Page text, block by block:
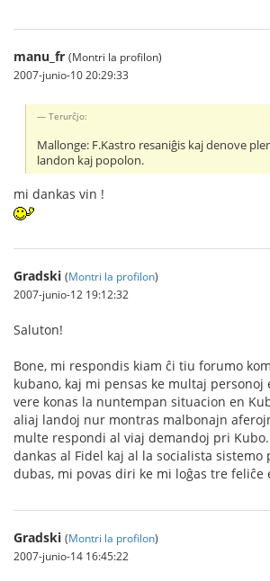
manu_fr (Montri la profilon)
2007-junio-10 20:29:33
Terurĉjo:
Mallonge: F.Kastro resaniĝis kaj denove
landon kaj popolon.
mi dankas vin !
Gradski (Montri la profilon)
2007-junio-12 19:12:32
Saluton!
Bone, mi respondis kiam ĉi tiu forumo
kubano, kaj mi pensas ke multaj personoj
vere konas la nuntempan situacion en
aliaj landoj nur montras malbonajn
multe respondi al viaj demandoj pri
dankas al Fidel kaj al la socialista sistemo
dubas, mi povas diri ke mi loĝas tre feliĉe
Gradski (Montri la profilon)
2007-junio-14 16:45:22